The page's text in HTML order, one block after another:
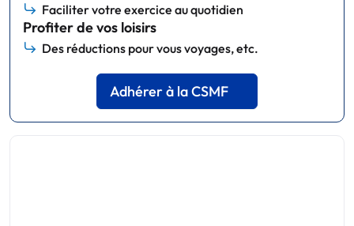
Faciliter votre exercice au quotidien
Profiter de vos loisirs
Des réductions pour vous voyages, etc.
Adhérer à la CSMF